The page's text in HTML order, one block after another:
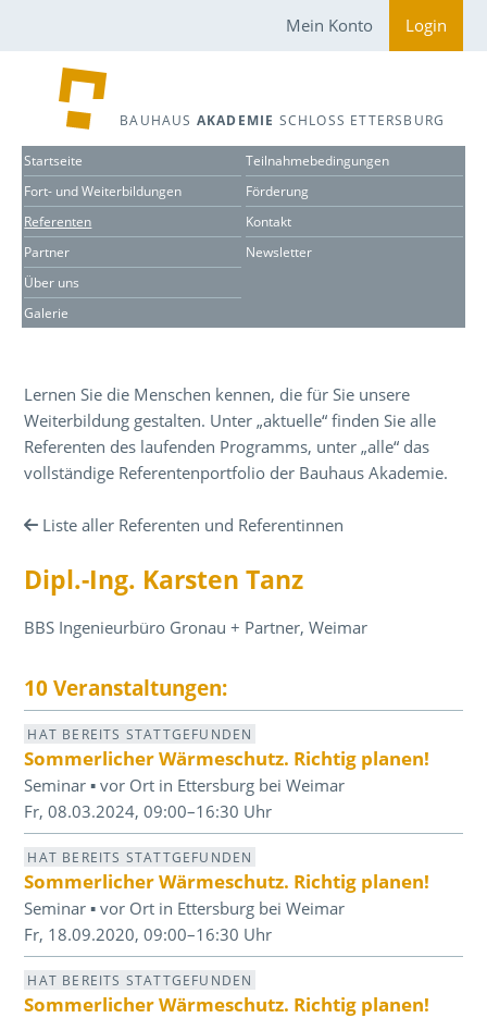
Mein Konto Login
BAUHAUS AKADEMIE SCHLOSS ETTERSBURG
Startseite
Fort- und Weiterbildungen
Referenten
Partner
Über uns
Galerie
Teilnahmebedingungen
Förderung
Kontakt
Newsletter
Lernen Sie die Menschen kennen, die für Sie unsere
Weiterbildung gestalten. Unter „aktuelle“ finden Sie alle
Referenten des laufenden Programms, unter „alle“ das
vollständige Referentenportfolio der Bauhaus Akademie.
Liste aller Referenten und Referentinnen
Dipl.-Ing. Karsten Tanz
BBS Ingenieurbüro Gronau + Partner, Weimar
10 Veranstaltungen:
HAT BEREITS STATTGEFUNDEN
Sommerlicher Wärmeschutz. Richtig planen!
Seminar ▪ vor Ort in Ettersburg bei Weimar
Fr, 08.03.2024, 09:00–16:30 Uhr
HAT BEREITS STATTGEFUNDEN
Sommerlicher Wärmeschutz. Richtig planen!
Seminar ▪ vor Ort in Ettersburg bei Weimar
Fr, 18.09.2020, 09:00–16:30 Uhr
HAT BEREITS STATTGEFUNDEN
Sommerlicher Wärmeschutz. Richtig planen!